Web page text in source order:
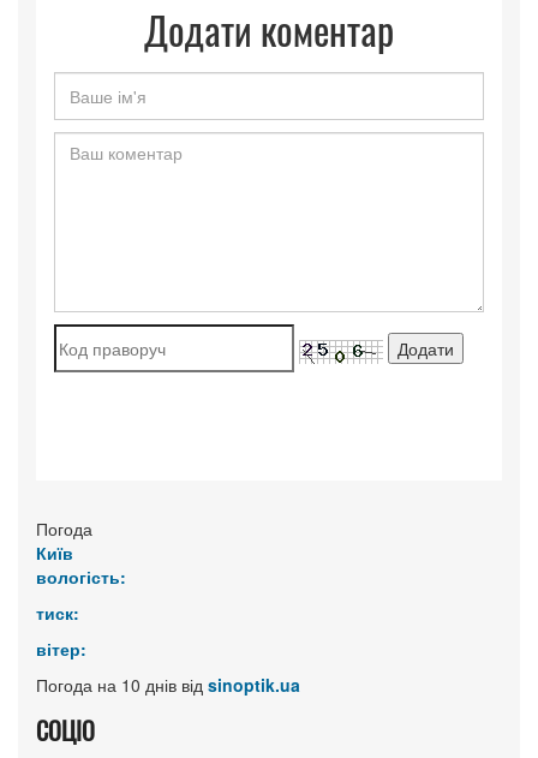
Додати коментар
Погода
Київ
вологість:
тиск:
вітер:
Погода на 10 днів від sinoptik.ua
СОЦІО